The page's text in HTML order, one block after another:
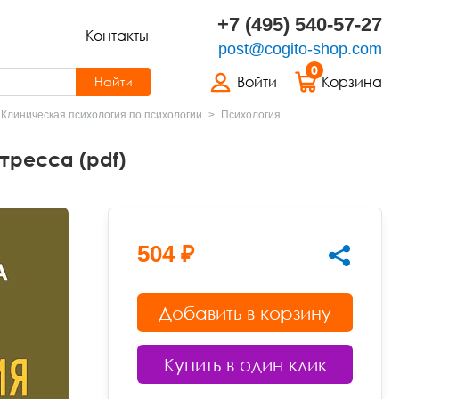
Контакты +7 (495) 540-57-27
post@cogito-shop.com
Войти
0
Корзина
Найти
Клиническая психология по психологии
Психология
(pdf)
504 ₽
Добавить в корзину
Купить в один клик